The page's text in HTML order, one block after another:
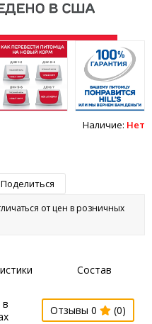
Наличие: Нет
Поделиться
от цен в розничных
Состав
в
Отзывы 0 (0)